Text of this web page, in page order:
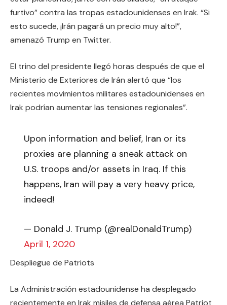
furtivo” contra las tropas estadounidenses en Irak. “Si
esto sucede, ¡Irán pagará un precio muy alto!”,
amenazó Trump en Twitter.
El trino del presidente llegó horas después de que el
Ministerio de Exteriores de Irán alertó que “los
recientes movimientos militares estadounidenses en
Irak podrían aumentar las tensiones regionales”.
Upon information and belief, Iran or its
proxies are planning a sneak attack on
U.S. troops and/or assets in Iraq. If this
happens, Iran will pay a very heavy price,
indeed!
— Donald J. Trump (@realDonaldTrump)
April 1, 2020
Despliegue de Patriots
La Administración estadounidense ha desplegado
recientemente en Irak misiles de defensa aérea Patriot